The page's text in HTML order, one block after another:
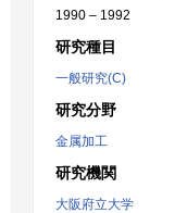
1990 – 1992
研究種目
一般研究(C)
研究分野
金属加工
研究機関
大阪府立大学